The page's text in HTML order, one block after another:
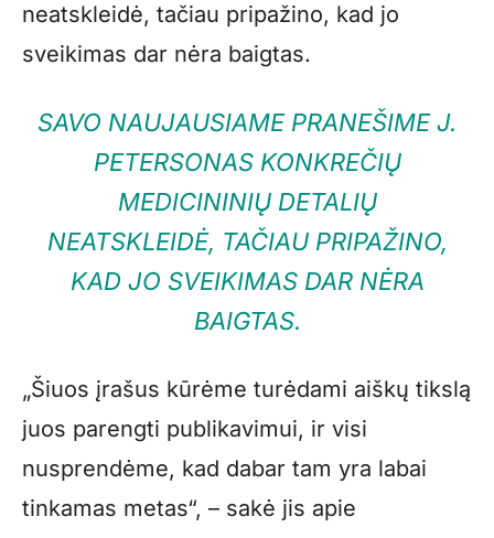
neatskleidė, tačiau pripažino, kad jo
sveikimas dar nėra baigtas.
SAVO NAUJAUSIAME PRANEŠIME J.
PETERSONAS KONKREČIŲ
MEDICININIŲ DETALIŲ
NEATSKLEIDĖ, TAČIAU PRIPAŽINO,
KAD JO SVEIKIMAS DAR NĖRA
BAIGTAS.
„Šiuos įrašus kūrėme turėdami aiškų tikslą
juos parengti publikavimui, ir visi
nusprendėme, kad dabar tam yra labai
tinkamas metas“, – sakė jis apie